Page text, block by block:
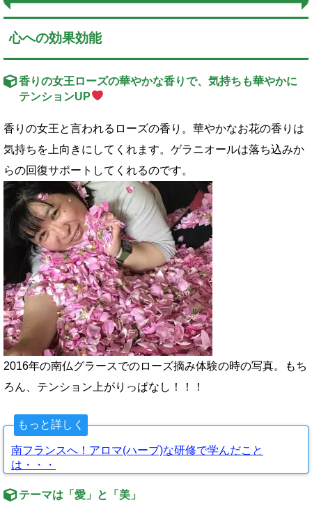
心への効果効能
香りの女王ローズの華やかな香りで、気持ちも華やかに
テンションUP
香りの女王と言われるローズの香り。華やかなお花の香りは
気持ちを上向きにしてくれます。ゲラニオールは落ち込みか
らの回復サポートしてくれるのです。
2016年の南仏グラースでのローズ摘み体験の時の写真。もち
ろん、テンション上がりっぱなし！！！
もっと詳しく
南フランスへ！アロマ(ハーブ)な研修で学んだこと
は・・・
テーマは「愛」と「美」